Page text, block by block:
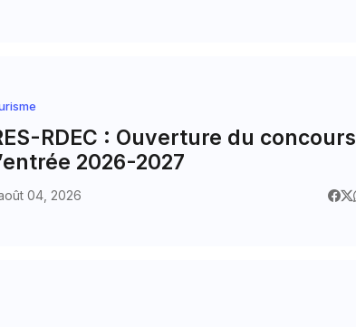
RDEC : Ouverture du concours
2026-2027
04, 2026